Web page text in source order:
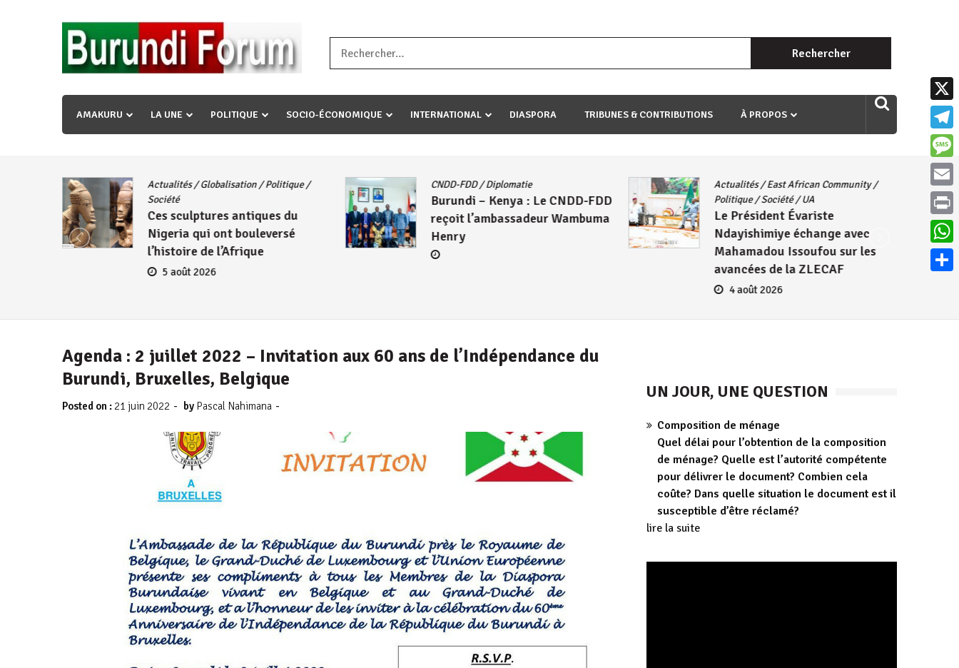
« Ingorane si ugupfa , ingorane ni ugupfa nabi ,gupfa ataco umariye umuryango wawe canke igihugu cakwibarutse .Wewe uri ngaha ndagusigiye iki kibazo : Uriko ukora iki kugira ngo
uzopfire neza umuryango n’igihugu cakwibarutse ? »
Rechercher :
AMAKURU LA UNE POLITIQUE SOCIO-ÉCONOMIQUE INTERNATIONAL DIASPORA TRIBUNES & CONTRIBUTIONS À PROPOS
Actualités/Globalisation/Politique/
Société
Ces sculptures antiques du
Nigeria qui ont bouleversé
l’histoire de l’Afrique
5 août 2026
CNDD-FDD/Diplomatie
Burundi – Kenya : Le CNDD-FDD
reçoit l’ambassadeur Wambuma
Henry
Actualités/East African Community/
Politique/Société/UA
Le Président Évariste
Ndayishimiye échange avec
Mahamadou Issoufou sur les
avancées de la ZLECAF
4 août 2026
Agenda : 2 juillet 2022 – Invitation aux 60 ans de l’Indépendance du
Burundi, Bruxelles, Belgique
Posted on : 21 juin 2022 - by Pascal Nahimana -
UN JOUR, UNE QUESTION
Composition de ménage
Quel délai pour l’obtention de la composition
de ménage? Quelle est l’autorité compétente
pour délivrer le document? Combien cela
coûte? Dans quelle situation le document est il
susceptible d’être réclamé?
lire la suite
X
Email
Print